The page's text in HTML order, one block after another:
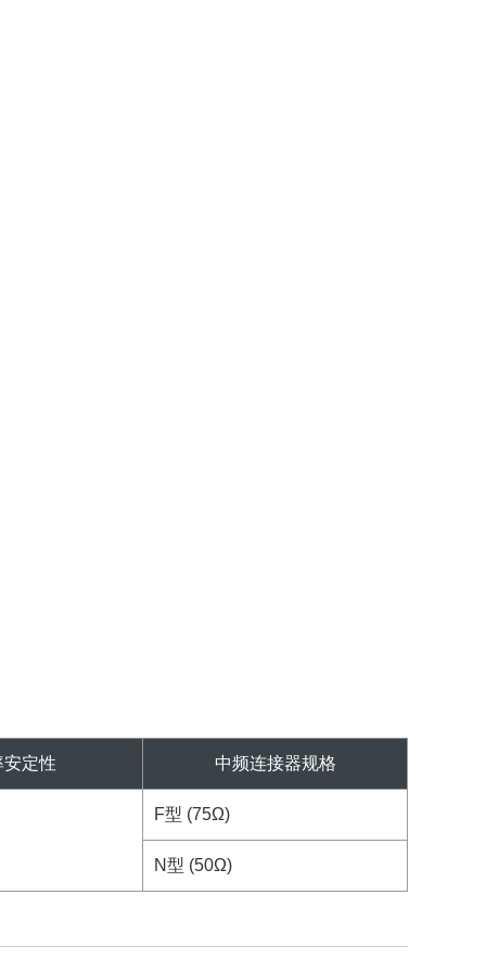
定性 中频连接器规格
F型 (75Ω)
N型 (50Ω)